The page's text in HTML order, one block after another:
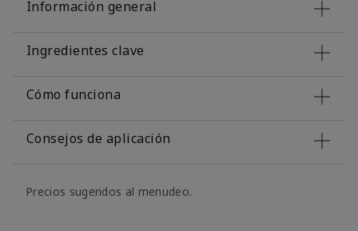
Información general
Ingredientes clave
Cómo funciona
Consejos de aplicación
Precios sugeridos al menudeo.